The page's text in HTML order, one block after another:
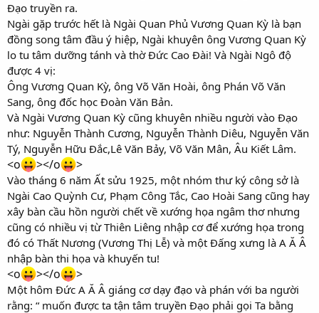
Đạo truyền ra.
Ngài gặp trước hết là Ngài Quan Phủ Vương Quan Kỳ là bạn
đồng song tâm đầu ý hiệp, Ngài khuyên ông Vương Quan Kỳ
lo tu tâm dưỡng tánh và thờ Đức Cao Đài! Và Ngài Ngô độ
được 4 vị:
Ông Vương Quan Kỳ, ông Võ Văn Hoài, ông Phán Võ Văn
Sang, ông đốc học Đoàn Văn Bản.
Và Ngài Vương Quan Kỳ cũng khuyên nhiều người vào Đạo
như: Nguyễn Thành Cương, Nguyễn Thành Diêu, Nguyễn Văn
Tý, Nguyễn Hữu Đắc,Lê Văn Bảy, Võ Văn Mân, Âu Kiết Lâm.
<o ></o >
Vào tháng 6 năm Ất sửu 1925, một nhóm thư ký công sở là
Ngài Cao Quỳnh Cư, Phạm Công Tắc, Cao Hoài Sang cũng hay
xây bàn cầu hồn người chết về xướng họa ngâm thơ nhưng
cũng có nhiều vị từ Thiên Liêng nhập cơ để xướng họa trong
đó có Thất Nương (Vương Thị Lễ) và một Đấng xưng là A Ă Â
nhập bàn thi họa và khuyến tu!
<o ></o >
Một hôm Đức A Ă Â giáng cơ dạy đạo và phán với ba người
rằng: “ muốn được ta tận tâm truyền Đạo phải gọi Ta bằng